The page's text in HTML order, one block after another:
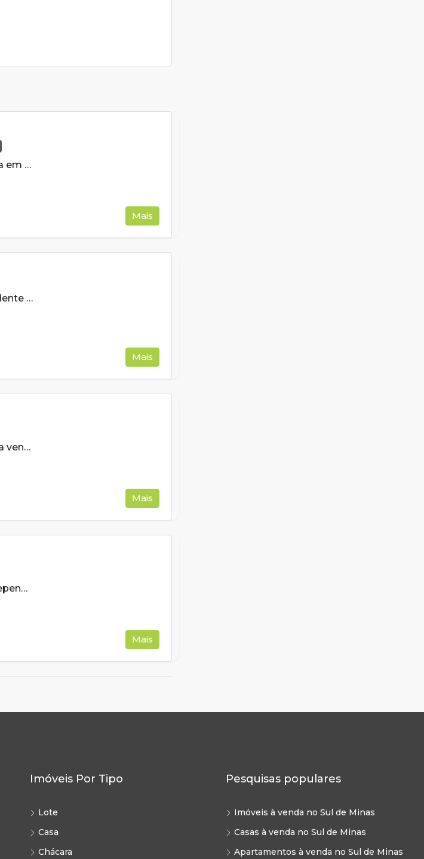
Casa Nova e Plana com 77m² a Venda em Cambui MG
Mais
Casa de esquina com 210m² em excelente bairro a venda em Cambuí MG
Mais
Casa semi acabada a 1km do centro, a venda em Cambui MG
Mais
Casa de esquina com 2 garagens independentes e 300m² de construção a venda em Cambui MG
Mais
Imóveis Por Tipo
Lote
Casa
Chácara
Pesquisas populares
Imóveis à venda no Sul de Minas
Casas à venda no Sul de Minas
Apartamentos à venda no Sul de Minas